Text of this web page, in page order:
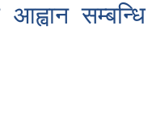
आह्वान सम्बन्धि